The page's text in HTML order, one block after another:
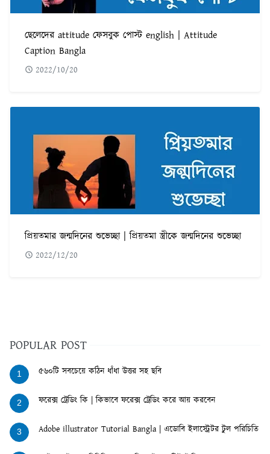
ছেলেদের attitude ফেসবুক পোস্ট english | Attitude
Caption Bangla
2022/10/20
প্রিয়তমার জন্মদিনের শুভেচ্ছা | প্রিয়তমা স্ত্রীকে জন্মদিনের শুভেচ্ছা
2022/12/20
POPULAR POST
1 ৫৬০টি সবচেয়ে কঠিন ধাঁধা উত্তর সহ ছবি
2 ফরেক্স ট্রেডিং কি | কিভাবে ফরেক্স ট্রেডিং করে আয় করবেন
3 Adobe illustrator Tutorial Bangla | এডোবি ইলাস্ট্রেটর টুল পরিচিতি